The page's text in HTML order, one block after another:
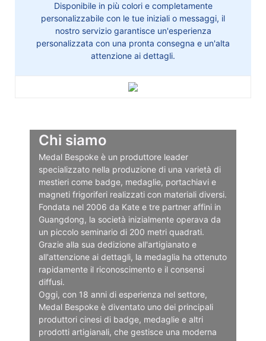
Disponibile in più colori e completamente
personalizzabile con le tue iniziali o messaggi, il
nostro servizio garantisce un'esperienza
personalizzata con una pronta consegna e un'alta
attenzione ai dettagli.
Chi siamo
Medal Bespoke è un produttore leader
specializzato nella produzione di una varietà di
mestieri come badge, medaglie, portachiavi e
magneti frigoriferi realizzati con materiali diversi.
Fondata nel 2006 da Kate e tre partner affini in
Guangdong, la società inizialmente operava da
un piccolo seminario di 200 metri quadrati.
Grazie alla sua dedizione all'artigianato e
all'attenzione ai dettagli, la medaglia ha ottenuto
rapidamente il riconoscimento e il consensi
diffusi.
Oggi, con 18 anni di esperienza nel settore,
Medal Bespoke è diventato uno dei principali
produttori cinesi di badge, medaglie e altri
prodotti artigianali, che gestisce una moderna